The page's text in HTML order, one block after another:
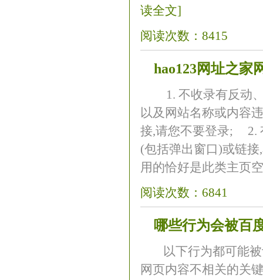
读全文]
阅读次数：8415
hao123网址之家
1. 不收录有反动
以及网站名称或内容
接,请您不要登录; 2.
(包括弹出窗口)或链
用的恰好是此类主页
阅读次数：6841
哪些行为会被百
以下行为都可能
网页内容不相关的关